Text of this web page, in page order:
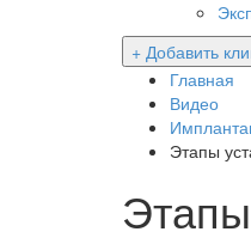
+ Добавить
Главная
Видео
Этапы